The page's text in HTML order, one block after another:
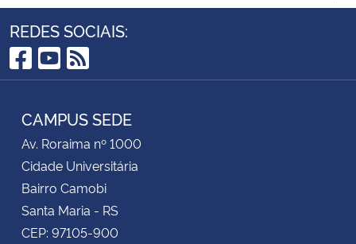
REDES SOCIAIS:
Facebook
YouTube
RSS
CAMPUS SEDE
Av. Roraima nº 1000
Cidade Universitária
Bairro Camobi
Santa Maria - RS
CEP: 97105-900